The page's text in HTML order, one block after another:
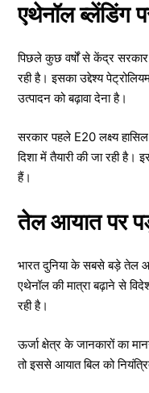
एथेनॉल ब्लेंडिंग
पिछले कुछ वर्षों से केंद्र
रही है। इसका उद्देश्य
उत्पादन को बढ़ावा देना है।
सरकार पहले E20 लक्ष्य
दिशा में तैयारी की जा रही
हैं।
तेल आयात पर
भारत दुनिया के सबसे बड़े तेल
एथेनॉल की मात्रा बढ़ाने से
रही है।
ऊर्जा क्षेत्र के जानकारों का
तो इससे आयात बिल को